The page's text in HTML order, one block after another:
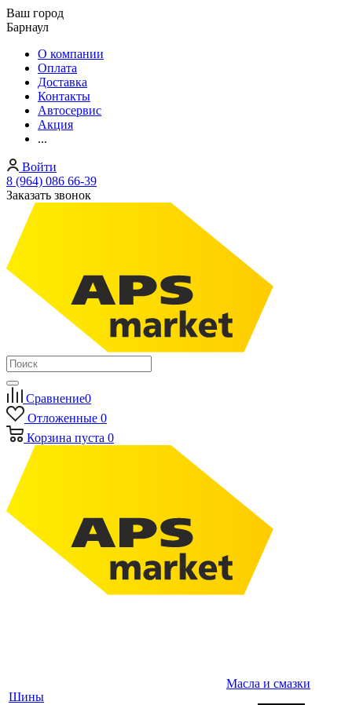
Ваш город
Барнаул
О компании
Оплата
Доставка
Контакты
Автосервис
Акция
...
Войти
8 (964) 086 66-39
Заказать звонок
Сравнение0
Отложенные 0
Корзина пуста 0
Шины
Масла и смазки